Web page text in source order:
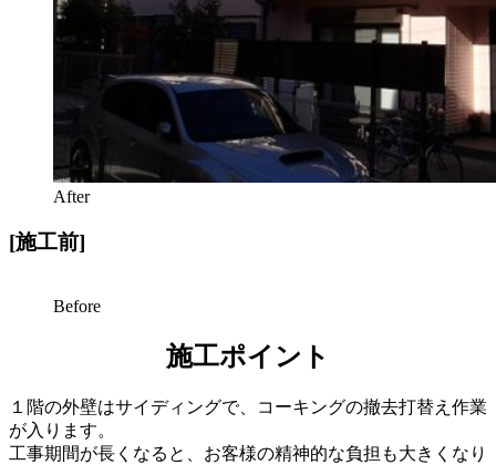
After
[施工前]
Before
施工ポイント
１階の外壁はサイディングで、コーキングの撤去打替え作業
が入ります。
工事期間が長くなると、お客様の精神的な負担も大きくなり